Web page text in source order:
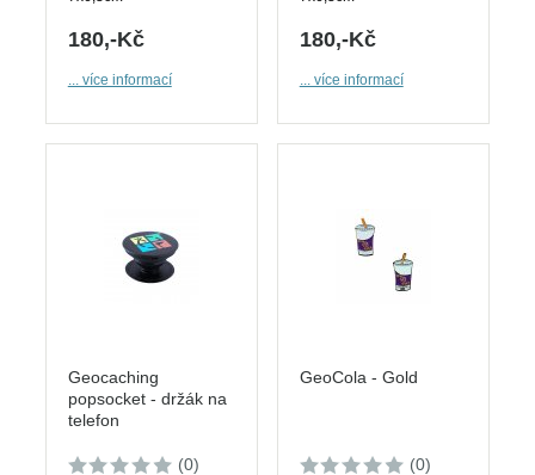
180,-Kč
... více informací
180,-Kč
... více informací
Geocaching
popsocket - držák na
telefon
(0)
GeoCola - Gold
(0)